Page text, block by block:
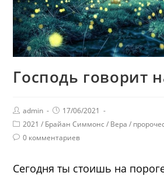
Господь говорит
admin
17/06/2021
2021 / Брайан Симмонс / Вера /
0 комментариев
Сегодня ты стоишь на